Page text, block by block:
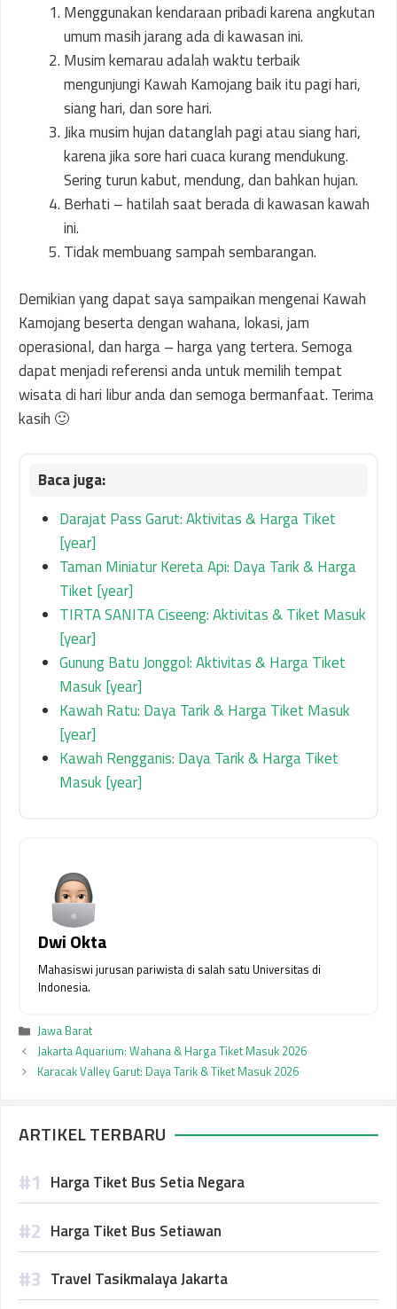
Menggunakan kendaraan pribadi karena angkutan
umum masih jarang ada di kawasan ini.
Musim kemarau adalah waktu terbaik
mengunjungi Kawah Kamojang baik itu pagi hari,
siang hari, dan sore hari.
Jika musim hujan datanglah pagi atau siang hari,
karena jika sore hari cuaca kurang mendukung.
Sering turun kabut, mendung, dan bahkan hujan.
Berhati – hatilah saat berada di kawasan kawah
ini.
Tidak membuang sampah sembarangan.
Demikian yang dapat saya sampaikan mengenai Kawah
Kamojang beserta dengan wahana, lokasi, jam
operasional, dan harga – harga yang tertera. Semoga
dapat menjadi referensi anda untuk memilih tempat
wisata di hari libur anda dan semoga bermanfaat. Terima
kasih 🙂
Darajat Pass Garut: Aktivitas & Harga Tiket
[year]
Taman Miniatur Kereta Api: Daya Tarik & Harga
Tiket [year]
TIRTA SANITA Ciseeng: Aktivitas & Tiket Masuk
[year]
Gunung Batu Jonggol: Aktivitas & Harga Tiket
Masuk [year]
Kawah Ratu: Daya Tarik & Harga Tiket Masuk
[year]
Kawah Rengganis: Daya Tarik & Harga Tiket
Masuk [year]
Dwi Okta
Mahasiswi jurusan pariwista di salah satu Universitas di
Indonesia.
Kategori
Jawa Barat
Jakarta Aquarium: Wahana & Harga Tiket Masuk 2026
Karacak Valley Garut: Daya Tarik & Tiket Masuk 2026
ARTIKEL TERBARU
Harga Tiket Bus Setia Negara
Harga Tiket Bus Setiawan
Travel Tasikmalaya Jakarta